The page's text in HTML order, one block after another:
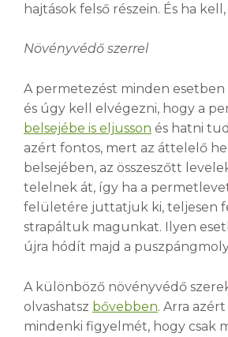
hajtások felső részein. És ha
Növényvédő szerrel
A permetezést minden esetben
és úgy kell elvégezni, hogy a
belsejébe is eljusson és hatni
azért fontos, mert az áttelelő
belsejében, az összeszőtt
telelnek át, így ha a
felületére juttatjuk ki, teljesen
strapáltuk magunkat. Ilyen
újra hódít majd a
A különböző növényvédő
olvashatsz bővebben. Arra
mindenki figyelmét, hogy csak